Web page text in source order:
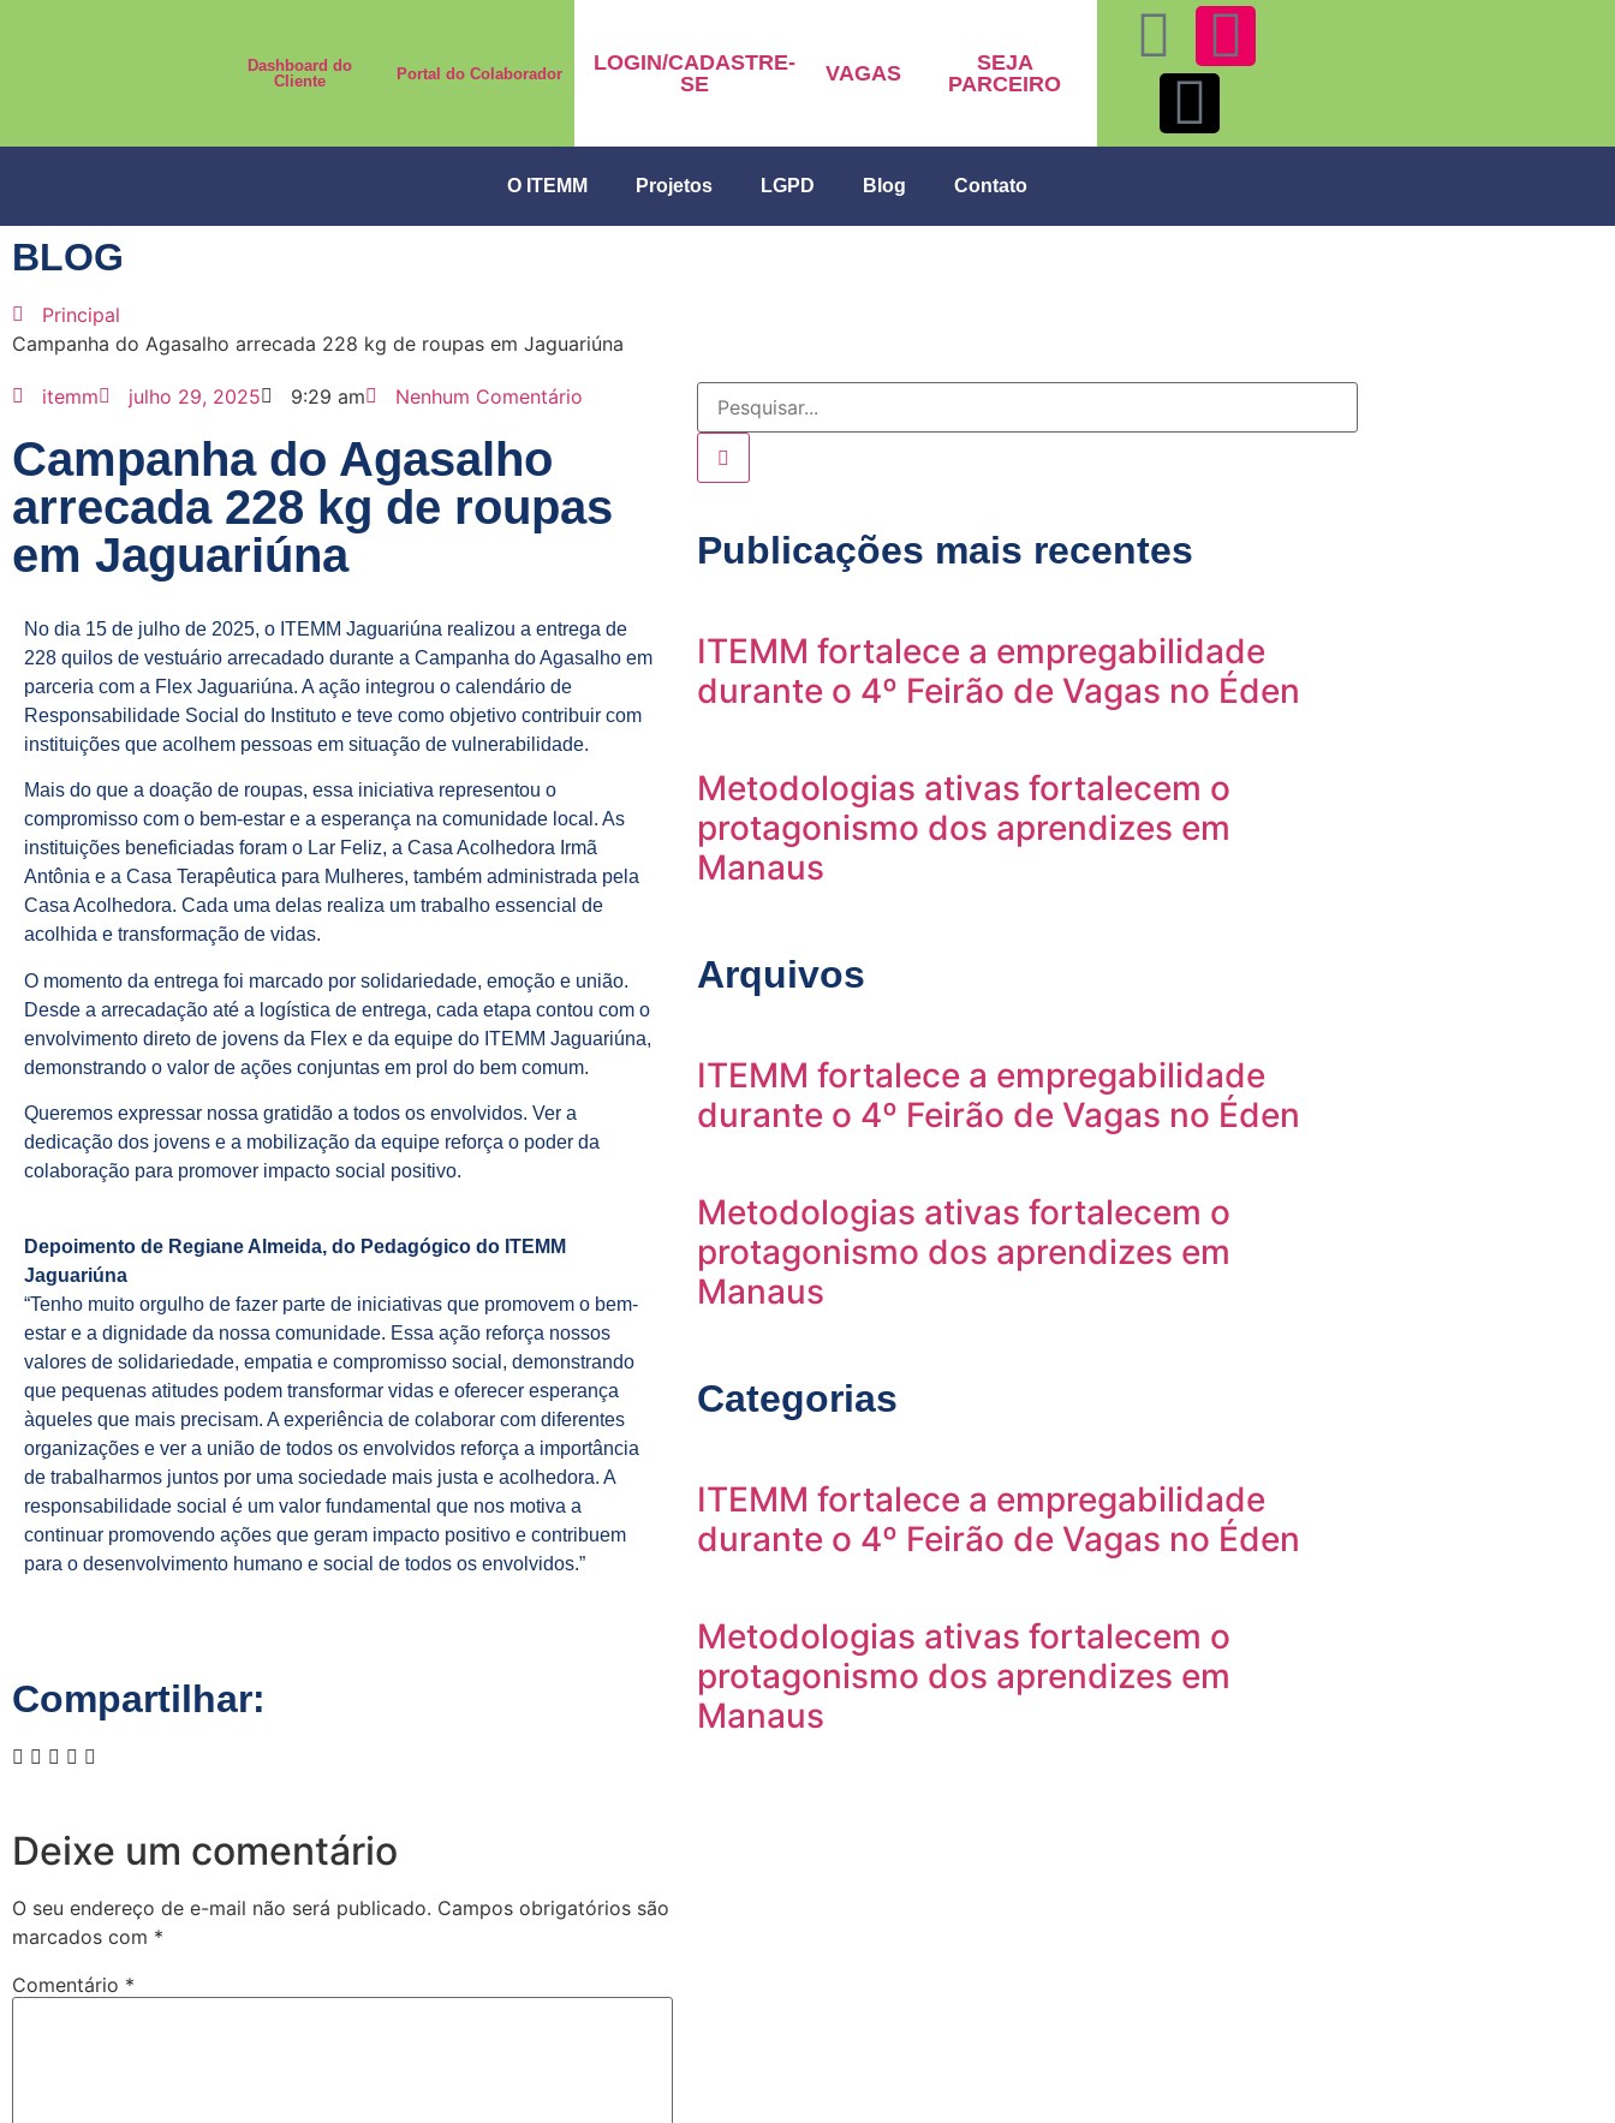
Dashboard do
Cliente
Portal do Colaborador
LOGIN/CADASTRE-
SE
VAGAS
SEJA
PARCEIRO
O ITEMM Projetos LGPD Blog Contato
BLOG
Principal
Campanha do Agasalho arrecada 228 kg de roupas em Jaguariúna
itemm julho 29, 2025 9:29 am Nenhum Comentário
Campanha do Agasalho
arrecada 228 kg de roupas
em Jaguariúna
No dia 15 de julho de 2025, o ITEMM Jaguariúna realizou a entrega de
228 quilos de vestuário arrecadado durante a Campanha do Agasalho em
parceria com a Flex Jaguariúna. A ação integrou o calendário de
Responsabilidade Social do Instituto e teve como objetivo contribuir com
instituições que acolhem pessoas em situação de vulnerabilidade.
Mais do que a doação de roupas, essa iniciativa representou o
compromisso com o bem-estar e a esperança na comunidade local. As
instituições beneficiadas foram o Lar Feliz, a Casa Acolhedora Irmã
Antônia e a Casa Terapêutica para Mulheres, também administrada pela
Casa Acolhedora. Cada uma delas realiza um trabalho essencial de
acolhida e transformação de vidas.
O momento da entrega foi marcado por solidariedade, emoção e união.
Desde a arrecadação até a logística de entrega, cada etapa contou com o
envolvimento direto de jovens da Flex e da equipe do ITEMM Jaguariúna,
demonstrando o valor de ações conjuntas em prol do bem comum.
Queremos expressar nossa gratidão a todos os envolvidos. Ver a
dedicação dos jovens e a mobilização da equipe reforça o poder da
colaboração para promover impacto social positivo.
Depoimento de Regiane Almeida, do Pedagógico do ITEMM
Jaguariúna
“Tenho muito orgulho de fazer parte de iniciativas que promovem o bem-
estar e a dignidade da nossa comunidade. Essa ação reforça nossos
valores de solidariedade, empatia e compromisso social, demonstrando
que pequenas atitudes podem transformar vidas e oferecer esperança
àqueles que mais precisam. A experiência de colaborar com diferentes
organizações e ver a união de todos os envolvidos reforça a importância
de trabalharmos juntos por uma sociedade mais justa e acolhedora. A
responsabilidade social é um valor fundamental que nos motiva a
continuar promovendo ações que geram impacto positivo e contribuem
para o desenvolvimento humano e social de todos os envolvidos.”
Compartilhar:
Deixe um comentário
O seu endereço de e-mail não será publicado. Campos obrigatórios são
marcados com *
Comentário *
Publicações mais recentes
ITEMM fortalece a empregabilidade
durante o 4º Feirão de Vagas no Éden
Metodologias ativas fortalecem o
protagonismo dos aprendizes em
Manaus
Arquivos
ITEMM fortalece a empregabilidade
durante o 4º Feirão de Vagas no Éden
Metodologias ativas fortalecem o
protagonismo dos aprendizes em
Manaus
Categorias
ITEMM fortalece a empregabilidade
durante o 4º Feirão de Vagas no Éden
Metodologias ativas fortalecem o
protagonismo dos aprendizes em
Manaus